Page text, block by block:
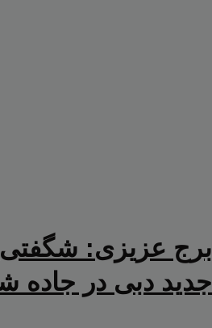
برج عزیزی: شگفتی
جدید دبی در جاده